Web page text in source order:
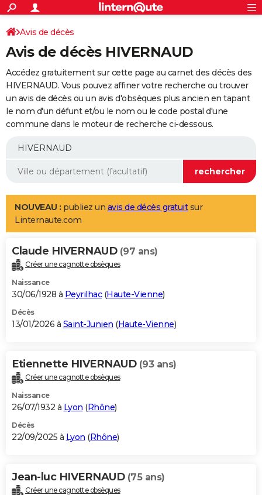
ACTUALITÉS
Politique
Société
Faits Divers
Education
Monde
Villes
+
SPORT
Coupe du monde 2026
Football
Tennis
Cyclisme
Rugby
Forum
Programme TV
TNTStreaming
Cinéma
Sorties cinéma
Musique
+
FINANCE
Impôts
Immobilier
Risques naturels par ville
Banque
Assurance
Crédit
AUTO
Essais
Réserver un essai
Citadines
Berlines
SUV
Forum auto
+
Mobiles
Meilleur smartphone
Internet
Ordinateurs
Jeux vidéo
Guide high-tech
Aménagement intérieur
LIFESTYLE
Art de vivre
Bien-être
Loisirs
Mode
Modes de vie
Alimentation
Guide de la santé
Maladies
Médicaments
Sommeil
VOYAGE
Destinations
City break
Voyage nature
Voyage de noces
Forum
Climat
+PHOTO
GUIDES D'ACHAT
BONS PLANS
Carte de Noël
Carte Bonne année
Carte Saint-Valentin
Carte Pâques
Carte d'anniversaire
DICTIONNAIRE
Dictionnaire
Biographies
Citations
Expressions
Proverbes
PROGRAMME TV
S'inscrire
Se connecter
Lycées
Collèges
Primaires
Universités
Entreprises
Service militaire
Avis de recherche
AVIS DE DÉCÈS
Bricolage
Lifestyle
Culture
Sport
Auto
Television
Voyage
Cinema
Avis de décès
Avis de décès HIVERNAUD
Accédez gratuitement sur cette page au carnet des décès des
HIVERNAUD. Vous pouvez affiner votre recherche ou trouver
un avis de décès ou un avis d'obsèques plus ancien en tapant
le nom d'un défunt et/ou le nom ou le code postal d'une
commune dans le moteur de recherche ci-dessous.
NOUVEAU : publiez un avis de décès gratuitsur
Linternaute.com
Claude HIVERNAUD (97 ans)
Créer une cagnotte obsèques
Naissance
30/06/1928 à Peyrilhac(Haute-Vienne)
Décès
13/01/2026 à Saint-Junien (Haute-Vienne)
Etiennette HIVERNAUD (93 ans)
Créer une cagnotte obsèques
Naissance
26/07/1932 à Lyon (Rhône)
Décès
22/09/2025 à Lyon (Rhône)
Jean-luc HIVERNAUD (75 ans)
Créer une cagnotte obsèques